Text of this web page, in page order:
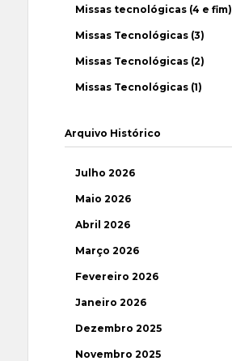
Missas tecnológicas (4 e fim)
Missas Tecnológicas (3)
Missas Tecnológicas (2)
Missas Tecnológicas (1)
Arquivo Histórico
Julho 2026
Maio 2026
Abril 2026
Março 2026
Fevereiro 2026
Janeiro 2026
Dezembro 2025
Novembro 2025